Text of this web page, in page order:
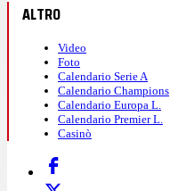
ALTRO
Video
Foto
Calendario Serie A
Calendario Champions
Calendario Europa L.
Calendario Premier L.
Casinò